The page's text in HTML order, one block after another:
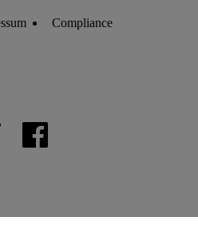
Compliance